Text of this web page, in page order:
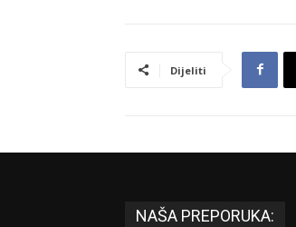
Dijeliti
NAŠA PREPORUKA: